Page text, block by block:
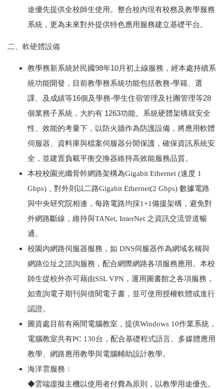
途優先提供全校師生使用。整合校內現有校務及教學服務
系統，更為未來對外提供特色應用服務建立基礎平台。
二 、軟硬體設備
教學務新系統於民國98年10月初上線服務，經本處持續系
統功能開發，目前教學務系統功能包括教務-學籍、選
課、及成績等16個及學務-學生住宿管理及社團管理等28
個業務子系統，大約有 1263功能。系統硬體架構就安全
性、效能的考量下，以防火牆作為防護設備，將應用軟體
伺服器、資料庫與檔案伺服器分開保護，確保資訊系統安
全，並建置負載平衡交換器維持高效能服務品質。
本校校園光纖骨幹網路架構為Gigabit Ethernet (速度 1
Gbps)，對外則以二路Gigabit Ethernet(2 Gbps) 數據電路
與中央研究院相連，每路電路均採1+1備援架構，避免對
外網路斷線，維持與TANet, InterNet 之資訊交流管道暢
通。
校園內網路伺服器服務，如 DNS伺服器作為網域名稱與
網路位址之諮詢服務，配合網際網路各項服務應用。本校
師生從校外亦可藉由SSL VPN，運用圖書館之各項服務，
如查詢電子期刊與借閱電子書，並可使用授權軟體或進行
認證。
圖資處目前有兩間電腦教室，提供Windows 10作業系統，
電腦教室共有PC 130台，配合基礎程式語言、多媒體應用
教學、網路應用教學與電腦輔助設計教學。
海洋雲服務：
◆雲端虛擬主機以使用者付費為原則，以教學用途優先。